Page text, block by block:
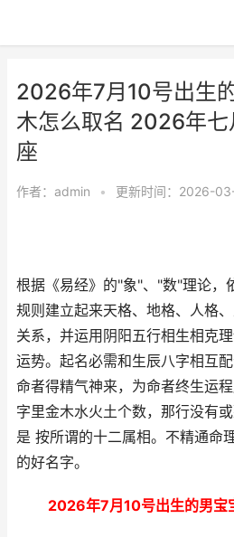
2026年7月10号出生
木怎么取名 2026年七
座
作者： admin • 更新时间：2026-
根据《易经》的"象"、"数"理论，
规则建立起来天格、地格、人格
关系，并运用阴阳五行相生相克
运势。起名必需和生辰八字相互
命者得精气神来，为命者终生运
字里金木水火土个数，那行没有
是 按所谓的十二属相。不精通命
的好名字。
2026年7月10号出生的男宝